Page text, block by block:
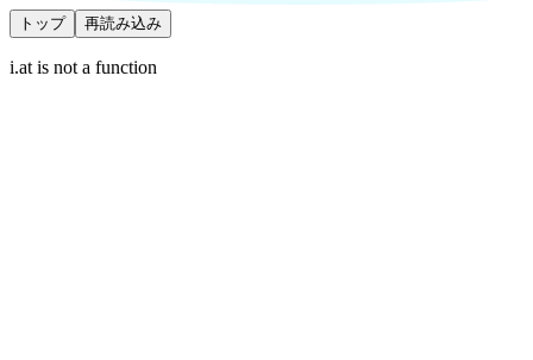
トップ 再読み込み
i.at is not a function